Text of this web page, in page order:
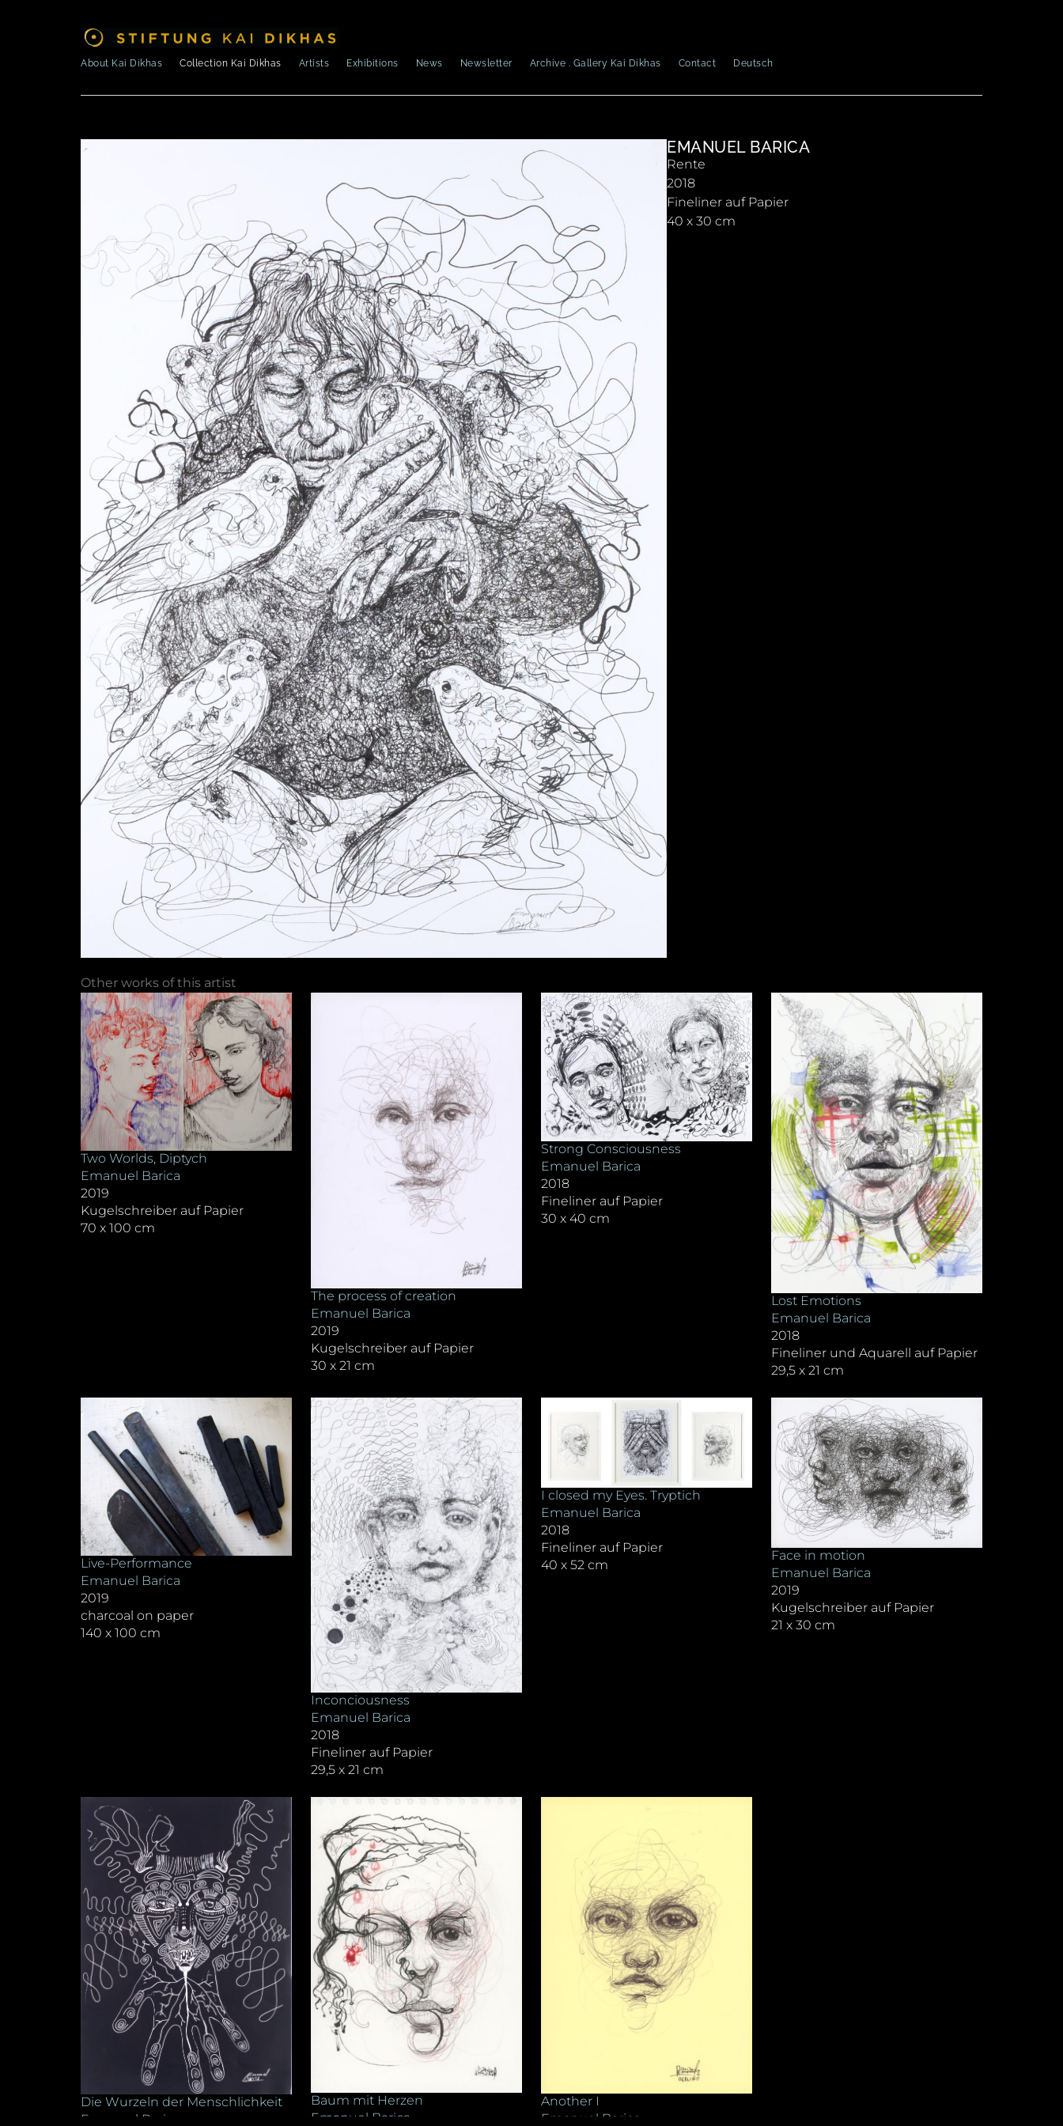
About Kai Dikhas Collection Kai Dikhas Artists Exhibitions News Newsletter Archive . Gallery Kai Dikhas Contact Deutsch
EMANUEL BARICA
Rente
2018
Fineliner auf Papier
40 x 30 cm
Other works of this artist
Two Worlds, Diptych
Emanuel Barica
2019
Kugelschreiber auf Papier
70 x 100 cm
The process of creation
Emanuel Barica
2019
Kugelschreiber auf Papier
30 x 21 cm
Strong Consciousness
Emanuel Barica
2018
Fineliner auf Papier
30 x 40 cm
Lost Emotions
Emanuel Barica
2018
Fineliner und Aquarell auf Papier
29,5 x 21 cm
Live-Performance
Emanuel Barica
2019
charcoal on paper
140 x 100 cm
Inconciousness
Emanuel Barica
2018
Fineliner auf Papier
29,5 x 21 cm
I closed my Eyes. Tryptich
Emanuel Barica
2018
Fineliner auf Papier
40 x 52 cm
Face in motion
Emanuel Barica
2019
Kugelschreiber auf Papier
21 x 30 cm
Die Wurzeln der Menschlichkeit
Emanuel Barica
Baum mit Herzen
Emanuel Barica
Another I
Emanuel Barica